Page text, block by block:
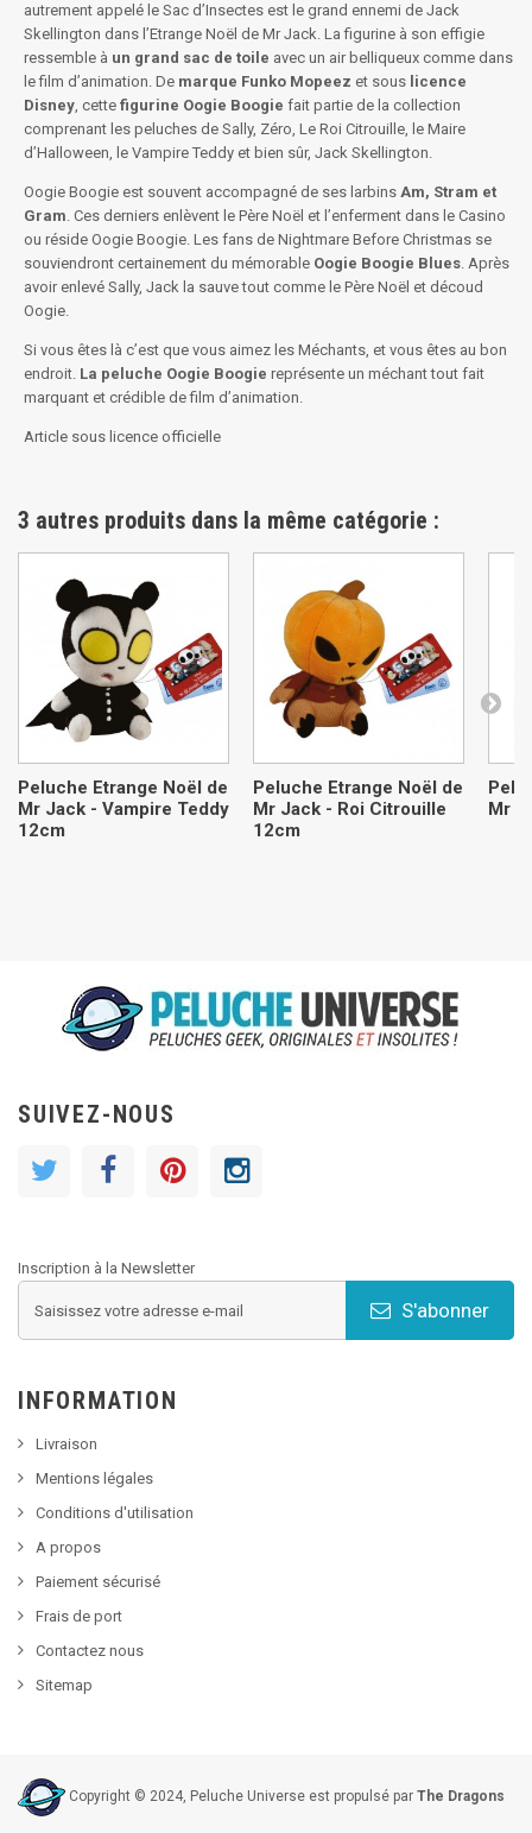
autrement appelé le Sac d’Insectes est le grand ennemi de Jack
Skellington dans l’Etrange Noël de Mr Jack. La figurine à son effigie
ressemble à un grand sac de toile avec un air belliqueux comme dans
le film d’animation. De marque Funko Mopeez et sous licence
Disney, cette figurine Oogie Boogie fait partie de la collection
comprenant les peluches de Sally, Zéro, Le Roi Citrouille, le Maire
d’Halloween, le Vampire Teddy et bien sûr, Jack Skellington.
Oogie Boogie est souvent accompagné de ses larbins Am, Stram et
Gram. Ces derniers enlèvent le Père Noël et l’enferment dans le Casino
ou réside Oogie Boogie. Les fans de Nightmare Before Christmas se
souviendront certainement du mémorable Oogie Boogie Blues. Après
avoir enlevé Sally, Jack la sauve tout comme le Père Noël et découd
Oogie.
Si vous êtes là c’est que vous aimez les Méchants, et vous êtes au bon
endroit. La peluche Oogie Boogie représente un méchant tout fait
marquant et crédible de film d’animation.
Article sous licence officielle
3 autres produits dans la même catégorie :
Peluche Etrange Noël de
Mr Jack - Vampire Teddy
12cm
Peluche Etrange Noël de
Mr Jack - Roi Citrouille
12cm
Mr
SUIVEZ-NOUS
Inscription à la Newsletter
S'abonner
INFORMATION
Livraison
Mentions légales
Conditions d'utilisation
A propos
Paiement sécurisé
Frais de port
Contactez nous
Sitemap
Copyright © 2024, Peluche Universe est propulsé par The Dragons